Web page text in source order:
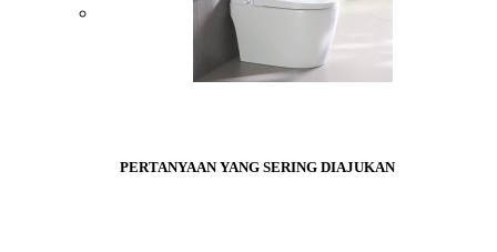
PERTANYAAN YANG SERING DIAJUKAN